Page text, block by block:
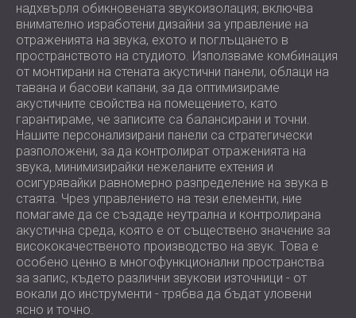
надхвърля обикновената звукоизолация; включва
внимателно изработени дизайни за управление на
отраженията на звука, ехото и поглъщането в
пространството на студиото. Използваме комбинация
от монтирани на стената акустични панели, облаци на
тавана и басови капани, за да оптимизираме
акустичните свойства на помещението, като
гарантираме, че записите са балансирани и точни.
Нашите персонализирани панели са стратегически
разположени, за да контролират отраженията на
звука, минимизирайки нежеланите ехтения и
осигурявайки равномерно разпределение на звука в
стаята. Чрез управлението на тези елементи, ние
помагаме да се създаде неутрална и контролирана
акустична среда, която е от съществено значение за
висококачественото производство на звук. Това е
особено ценно в многофункционални пространства
за запис, където различни звукови източници - от
вокали до инструменти - трябва да бъдат уловени
ясно и точно.